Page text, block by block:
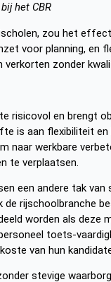
het CBR
zou het
voor planning,
verkorten zonder
risicovol en brengt
is aan flexibiliteit
naar werkbare
te verplaatsen.
een andere tak
de rijschoolbranche
worden als
toets-
van hun
stevige